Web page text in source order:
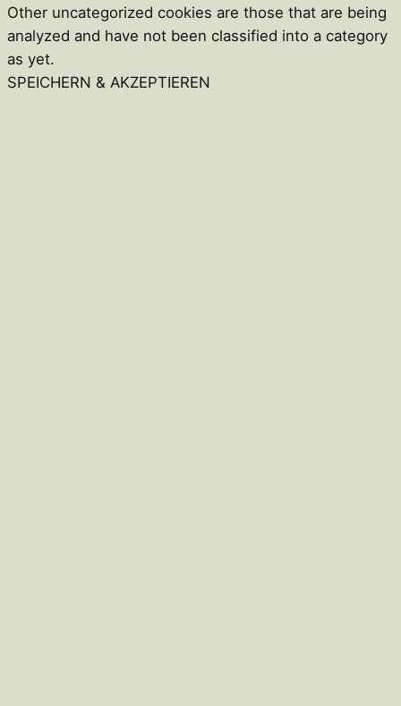
Other uncategorized cookies are those that are being
analyzed and have not been classified into a category
as yet.
SPEICHERN & AKZEPTIEREN